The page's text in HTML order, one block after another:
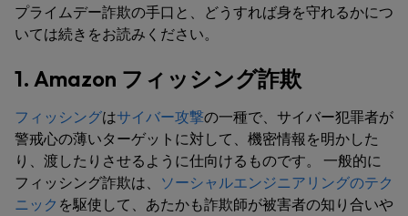
プライムデー詐欺の手口と、どうすれば身を守れるかにつ
いては続きをお読みください。
1. Amazon フィッシング詐欺
フィッシングはサイバー攻撃の一種で、サイバー犯罪者が
警戒心の薄いターゲットに対して、機密情報を明かした
り、渡したりさせるように仕向けるものです。 一般的に
フィッシング詐欺は、 ソーシャルエンジニアリングのテク
ニック を駆使して、あたかも詐欺師が被害者の知り合いや